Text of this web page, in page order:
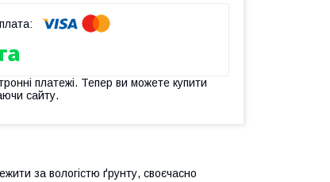
платежі. Тепер ви можете купити
сайту.
за вологістю ґрунту, своєчасно